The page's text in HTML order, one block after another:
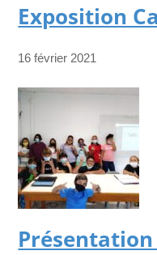
Exposition
16 février 2021
Présentation